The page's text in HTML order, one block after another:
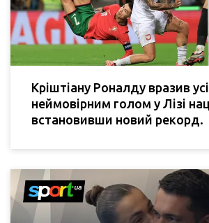
Кріштіану Роналду вразив
неймовірним голом у Лізі
встановивши новий рекорд.